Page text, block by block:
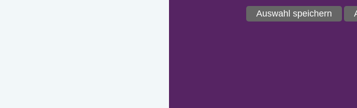
Auswahl speichern